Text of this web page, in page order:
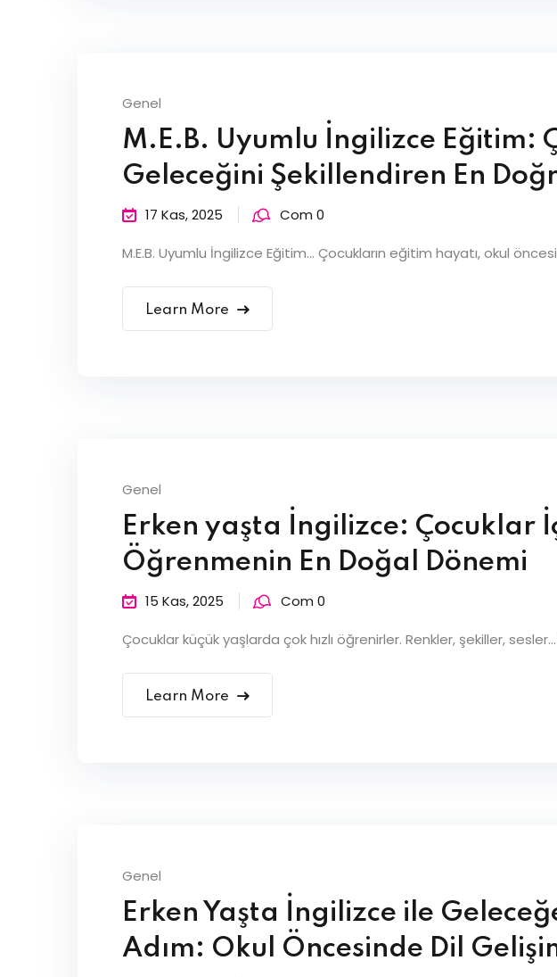
Genel
M.E.B. Uyumlu İngilizce Eğitim:
Geleceğini Şekillendiren En
17 Kas, 2025 Com 0
M.E.B. Uyumlu İngilizce Eğitim… Çocukların eğitim hayatı, okul
Learn More
Genel
Erken yaşta İngilizce: Çocuklar
Öğrenmenin En Doğal Dönemi
15 Kas, 2025 Com 0
Çocuklar küçük yaşlarda çok hızlı öğrenirler. Renkler, şekiller,
Learn More
Genel
Erken Yaşta İngilizce ile
Adım: Okul Öncesinde Dil